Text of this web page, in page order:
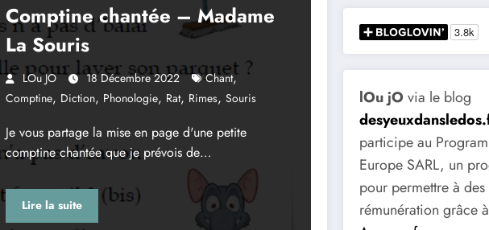
Comptine chantée – Madame
La Souris
LOu JO 18 Décembre 2022 Chant,
Comptine, Diction, Phonologie, Rat, Rimes, Souris
Je vous partage la mise en page d'une petite
comptine chantée que je prévois de…
Lire la suite
lOu jOvia le blog
participe au
Europe SARL, un
pour permettre à
rémunération grâce